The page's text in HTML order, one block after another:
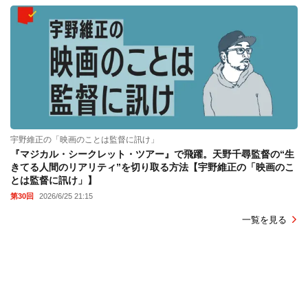
宇野維正の「映画のことは監督に訊け」
『マジカル・シークレット・ツアー』で飛躍。天野千尋監督の“生
きてる人間のリアリティ”を切り取る方法【宇野維正の「映画のこ
とは監督に訊け」】
第30回 2026/6/25 21:15
一覧を見る